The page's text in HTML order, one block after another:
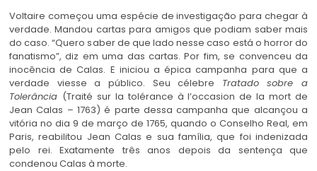
Voltaire começou uma espécie de investigação para chegar à
verdade. Mandou cartas para amigos que podiam saber mais
do caso. “Quero saber de que lado nesse caso está o horror do
fanatismo”, diz em uma das cartas. Por fim, se convenceu da
inocência de Calas. E iniciou a épica campanha para que a
verdade viesse a público. Seu célebre Tratado sobre a
Tolerância (Traité sur la tolérance à l’occasion de la mort de
Jean Calas – 1763) é parte dessa campanha que alcançou a
vitória no dia 9 de março de 1765, quando o Conselho Real, em
Paris, reabilitou Jean Calas e sua família, que foi indenizada
pelo rei. Exatamente três anos depois da sentença que
condenou Calas à morte.